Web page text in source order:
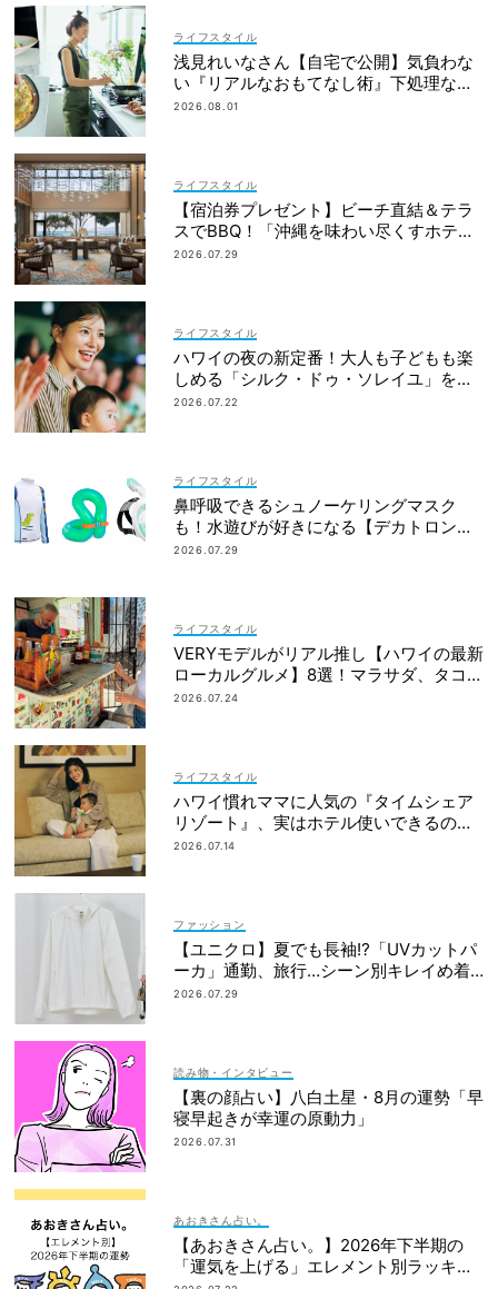
ライフスタイル
浅見れいなさん【自宅で公開】気負わな
い『リアルなおもてなし術』下処理なし
レシピや愛用品も
2026.08.01
ライフスタイル
【宿泊券プレゼント】ビーチ直結＆テラ
スでBBQ！「沖縄を味わい尽くすホテ
ル」2段ベッドやコネクティングルームも
2026.07.29
ライフスタイル
ハワイの夜の新定番！大人も子どもも楽
しめる「シルク・ドゥ・ソレイユ」を体
験
2026.07.22
ライフスタイル
鼻呼吸できるシュノーケリングマスク
も！水遊びが好きになる【デカトロン】
の優秀グッズ13選
2026.07.29
ライフスタイル
VERYモデルがリアル推し【ハワイの最新
ローカルグルメ】8選！マラサダ、タコス
etc.
2026.07.24
ライフスタイル
ハワイ慣れママに人気の『タイムシェア
リゾート』、実はホテル使いできるの知
ってた？
2026.07.14
ファッション
【ユニクロ】夏でも長袖⁉「UVカットパ
ーカ」通勤、旅行…シーン別キレイめ着
こなし3選
2026.07.29
読み物・インタビュー
【裏の顔占い】八白土星・8月の運勢「早
寝早起きが幸運の原動力」
2026.07.31
あおきさん占い。
【あおきさん占い。】2026年下半期の
「運気を上げる」エレメント別ラッキー